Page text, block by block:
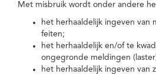
Met misbruik wordt onder andere
het herhaaldelijk ingeven van
feiten;
het herhaaldelijk en/of te
ongegronde meldingen
het herhaaldelijk ingeven van